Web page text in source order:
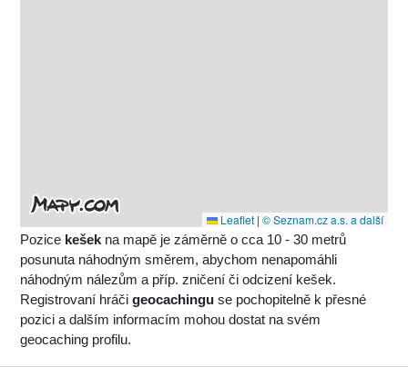
Leaflet | © Seznam.cz a.s. a další
Pozice kešek na mapě je záměrně o cca 10 - 30 metrů
posunuta náhodným směrem, abychom nenapomáhli
náhodným nálezům a příp. zničení či odcizení kešek.
Registrovaní hráčigeocachingu se pochopitelně k přesné
pozici a dalším informacím mohou dostat na svém
geocaching profilu.